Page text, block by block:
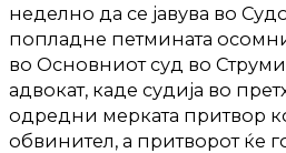
неделно да се јавува во
попладне петмината
во Основниот суд во
адвокат, каде судија во
одредни мерката притвор
обвинител, а притворот ќе